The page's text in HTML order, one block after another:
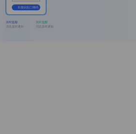
长按识别二维码
实时提醒
消息及时通知
实时提醒
消息及时通知